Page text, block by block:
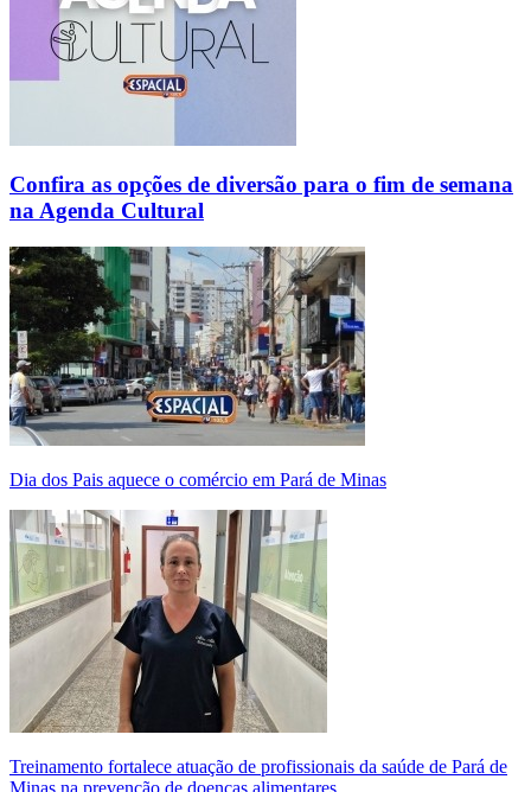
Confira as opções de diversão para o fim de semana
na Agenda Cultural
Dia dos Pais aquece o comércio em Pará de Minas
Treinamento fortalece atuação de profissionais da saúde de Pará de
Minas na prevenção de doenças alimentares